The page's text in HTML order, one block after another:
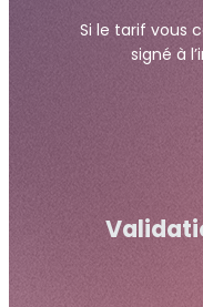
Si le tarif vous
signé à